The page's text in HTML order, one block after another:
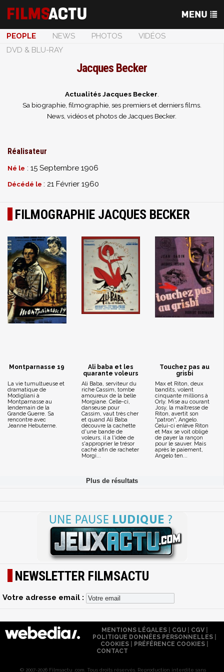
PEOPLE NEWS PHOTOS
VIDÉOS
DVD & BLU-RAY
Jacques Becker
Actualités Jacques Becker
Sa biographie, filmographie, ses premiers et derniers films.
News, vidéos et photos de Jacques Becker.
Réalisateur
Né le : 15 Septembre 1906
Décédé le : 21 Février 1960
FILMOGRAPHIE JACQUES BECKER
Montparnasse 19
La vie tumultueuse et
dramatique de
Modigliani à
Montparnasse au
lendemain de la
Grande Guerre. Sa
rencontre avec
Jeanne Hebuterne.
Ali baba et les
quarante voleurs
Ali Baba, serviteur du
riche Cassim, tombe
amoureux de la belle
Morgiane. Celle-ci,
danseuse pour
Cassim, vaut très cher
et quand Ali Baba
découvre la cachette
d'une bande de
voleurs, il a l'idée de
s'approprier le trésor
caché afin de racheter
Morgi...
Touchez pas au
grisbi
Max et Riton, deux
bandits, volent
cinquante millions à
Orly. Mise au courant
Josy, la maîtresse de
Riton, avertit son
"patron", Angelo.
Celui-ci enlève Riton
et Max se voit obligé
de payer la rançon
pour le sauver. Mais
après le paiement,
Angelo ten...
NEWSLETTER FILMSACTU
Votre adresse email :
MENTIONS LÉGALES| CGU| CGV|
POLITIQUE DONNÉES PERSONNELLES
COOKIES
PRÉFÉRENCE COOKIES
CONTACT
© 2007-2026 Filmsactu .com. Tous droits réservés. Reproduction interdite sans